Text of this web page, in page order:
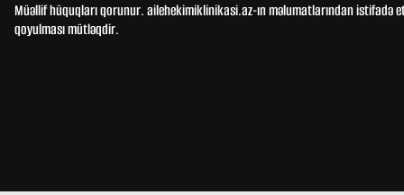
Müəllif hüquqları qorunur. ailehekimiklinikasi.az-ın məlumatlarından
qoyulması mütləqdir.